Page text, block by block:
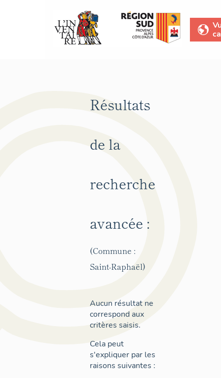
Résultats
de la
recherche
avancée :
(Commune :
Saint-Raphaël)
Aucun résultat ne
correspond aux
critères saisis.
Cela peut
s'expliquer par les
raisons suivantes :